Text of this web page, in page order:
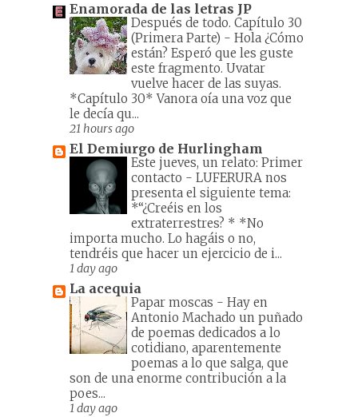
Enamorada de las letras JP
Después de todo. Capítulo 30
(Primera Parte) - Hola ¿Cómo
están? Esperó que les guste
este fragmento. Uvatar
vuelve hacer de las suyas.
*Capítulo 30* Vanora oía una voz que
le decía qu...
21 hours ago
El Demiurgo de Hurlingham
Este jueves, un relato: Primer
contacto - LUFERURA nos
presenta el siguiente tema:
*“¿Creéis en los
extraterrestres? * *No
importa mucho. Lo hagáis o no,
tendréis que hacer un ejercicio de i...
1 day ago
La acequia
Papar moscas - Hay en
Antonio Machado un puñado
de poemas dedicados a lo
cotidiano, aparentemente
poemas a lo que salga, que
son de una enorme contribución a la
poes...
1 day ago